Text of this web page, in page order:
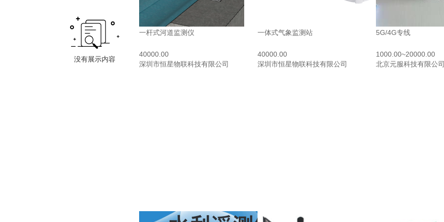
一杆式河道监测仪
40000.00
深圳市恒星物联科技有限公司
一体式气象监测站
40000.00
深圳市恒星物联科技有限公司
5G/4G专线
1000.00~20000.00
北京元服科技有限公司